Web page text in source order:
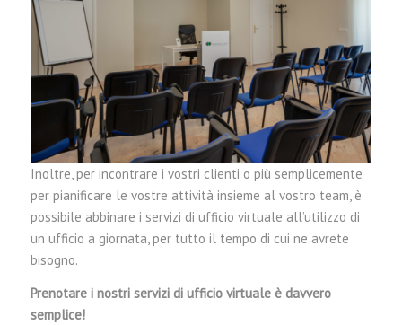
Inoltre, per incontrare i vostri clienti o più semplicemente
per pianificare le vostre attività insieme al vostro team, è
possibile abbinare i servizi di ufficio virtuale all’utilizzo di
un ufficio a giornata, per tutto il tempo di cui ne avrete
bisogno.
Prenotare i nostri servizi di ufficio virtuale è davvero
semplice!